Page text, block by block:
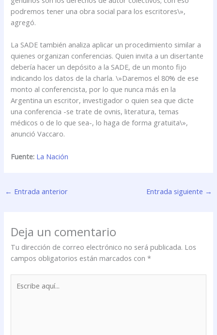
podremos tener una obra social para los escritores\»,
agregó.
La SADE también analiza aplicar un procedimiento similar a
quienes organizan conferencias. Quien invita a un disertante
debería hacer un depósito a la SADE, de un monto fijo
indicando los datos de la charla. \»Daremos el 80% de ese
monto al conferencista, por lo que nunca más en la
Argentina un escritor, investigador o quien sea que dicte
una conferencia -se trate de ovnis, literatura, temas
médicos o de lo que sea-, lo haga de forma gratuita\»,
anunció Vaccaro.
Fuente: La Nación
← Entrada anterior Entrada siguiente →
Deja un comentario
Tu dirección de correo electrónico no será publicada. Los
campos obligatorios están marcados con*
aquí...